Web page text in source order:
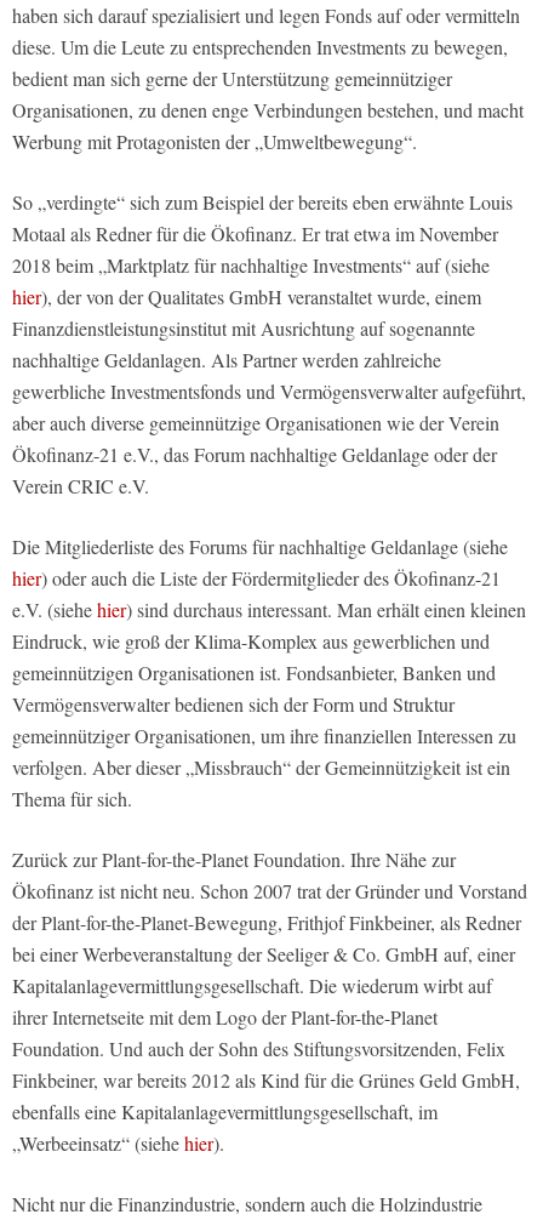
haben sich darauf spezialisiert und legen Fonds auf oder vermitteln
diese. Um die Leute zu entsprechenden Investments zu bewegen,
bedient man sich gerne der Unterstützung gemeinnütziger
Organisationen, zu denen enge Verbindungen bestehen, und macht
Werbung mit Protagonisten der „Umweltbewegung“.
So „verdingte“ sich zum Beispiel der bereits eben erwähnte Louis
Motaal als Redner für die Ökofinanz. Er trat etwa im November
2018 beim „Marktplatz für nachhaltige Investments“ auf (siehe
hier), der von der Qualitates GmbH veranstaltet wurde, einem
Finanzdienstleistungsinstitut mit Ausrichtung auf sogenannte
nachhaltige Geldanlagen. Als Partner werden zahlreiche
gewerbliche Investmentsfonds und Vermögensverwalter aufgeführt,
aber auch diverse gemeinnützige Organisationen wie der Verein
Ökofinanz-21 e.V., das Forum nachhaltige Geldanlage oder der
Verein CRIC e.V.
Die Mitgliederliste des Forums für nachhaltige Geldanlage (siehe
hier) oder auch die Liste der Fördermitglieder des Ökofinanz-21
e.V. (siehehier) sind durchaus interessant. Man erhält einen kleinen
Eindruck, wie groß der Klima-Komplex aus gewerblichen und
gemeinnützigen Organisationen ist. Fondsanbieter, Banken und
Vermögensverwalter bedienen sich der Form und Struktur
gemeinnütziger Organisationen, um ihre finanziellen Interessen zu
verfolgen. Aber dieser „Missbrauch“ der Gemeinnützigkeit ist ein
Thema für sich.
Zurück zur Plant-for-the-Planet Foundation. Ihre Nähe zur
Ökofinanz ist nicht neu. Schon 2007 trat der Gründer und Vorstand
der Plant-for-the-Planet-Bewegung, Frithjof Finkbeiner, als Redner
bei einer Werbeveranstaltung der Seeliger & Co. GmbH auf, einer
Kapitalanlagevermittlungsgesellschaft. Die wiederum wirbt auf
ihrer Internetseite mit dem Logo der Plant-for-the-Planet
Foundation. Und auch der Sohn des Stiftungsvorsitzenden, Felix
Finkbeiner, war bereits 2012 als Kind für die Grünes Geld GmbH,
ebenfalls eine Kapitalanlagevermittlungsgesellschaft, im
„Werbeeinsatz“ (siehehier).
Nicht nur die Finanzindustrie, sondern auch die Holzindustrie